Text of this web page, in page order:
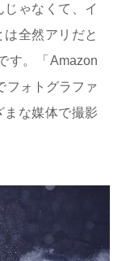
ゃなくて、イ
全然アリだと
す。「Amazon
フォトグラファ
まな媒体で撮影